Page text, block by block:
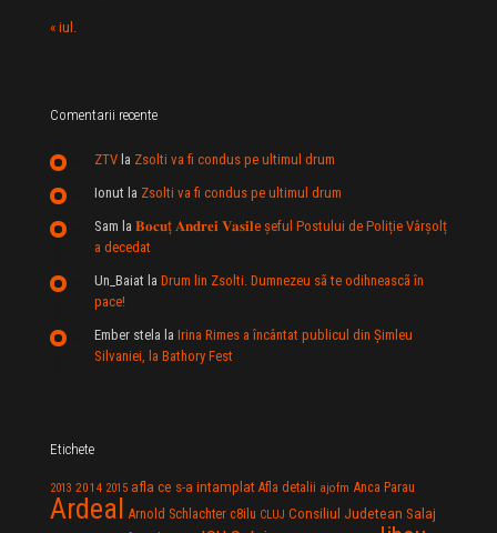
« iul.
Comentarii recente
ZTV la Zsolti va fi condus pe ultimul drum
Ionut la Zsolti va fi condus pe ultimul drum
Sam la 𝐁𝐨𝐜𝐮ț 𝐀𝐧𝐝𝐫𝐞𝐢 𝐕𝐚𝐬𝐢𝐥e şeful Postului de Poliție Vârșolț
a decedat
Un_Baiat la Drum lin Zsolti. Dumnezeu sã te odihneascã în
pace!
Ember stela la Irina Rimes a încântat publicul din Şimleu
Silvaniei, la Bathory Fest
Etichete
2013 2014 2015 afla ce s-a intamplat Afla detalii ajofm Anca Parau
Ardeal Arnold Schlachter c8ilu CLUJ Consiliul Judetean Salaj